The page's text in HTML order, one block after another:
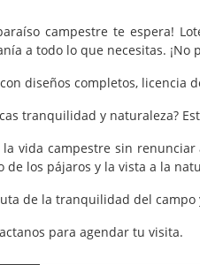
campestre te espera!
a todo lo que necesitas.
diseños completos, licencia
tranquilidad y naturaleza?
la vida campestre sin
de los pájaros y la vista a la
de la tranquilidad del campo
para agendar tu visita.